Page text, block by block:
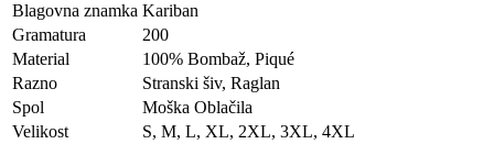
Blagovna znamka Kariban
Gramatura
200
Material
100% Bombaž, Piqué
Razno
Stranski šiv, Raglan
Spol
Moška Oblačila
Velikost
S, M, L, XL, 2XL, 3XL, 4XL